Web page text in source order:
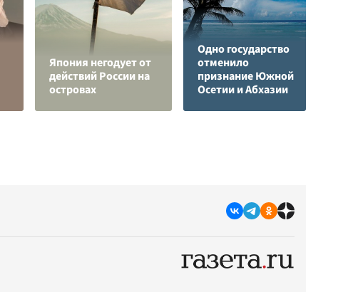
Япония негодует от
действий России на
островах
Одно государство
отменило
признание Южной
Осетии и Абхазии